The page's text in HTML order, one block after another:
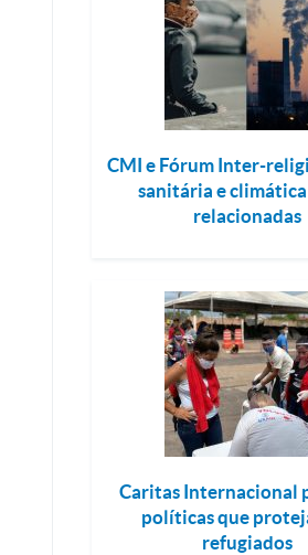
CMI e Fórum Inter-
sanitária e
relacionadas
Caritas Internacional
políticas que
refugiados